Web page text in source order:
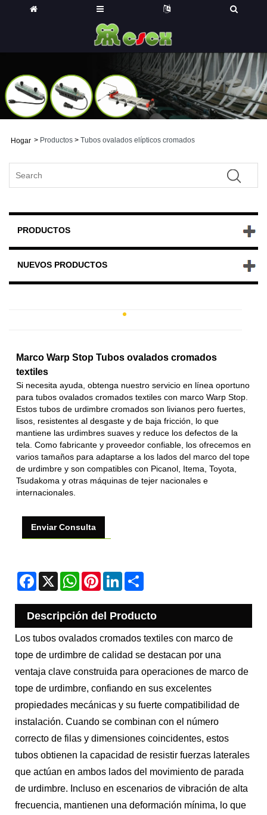
Hogar > Productos > Tubos ovalados elípticos cromados
PRODUCTOS
NUEVOS PRODUCTOS
Marco Warp Stop Tubos ovalados cromados
textiles
Si necesita ayuda, obtenga nuestro servicio en línea oportuno
para tubos ovalados cromados textiles con marco Warp Stop.
Estos tubos de urdimbre cromados son livianos pero fuertes,
lisos, resistentes al desgaste y de baja fricción, lo que
mantiene las urdimbres suaves y reduce los defectos de la
tela. Como fabricante y proveedor confiable, los ofrecemos en
varios tamaños para adaptarse a los lados del marco del tope
de urdimbre y son compatibles con Picanol, Itema, Toyota,
Tsudakoma y otras máquinas de tejer nacionales e
internacionales.
Enviar Consulta
Facebook
X WhatsApp
PinterestLinkedIn
Descripción del Producto
Los tubos ovalados cromados textiles con marco de
tope de urdimbre de calidad se destacan por una
ventaja clave construida para operaciones de marco de
tope de urdimbre, confiando en sus excelentes
propiedades mecánicas y su fuerte compatibilidad de
instalación. Cuando se combinan con el número
correcto de filas y dimensiones coincidentes, estos
tubos obtienen la capacidad de resistir fuerzas laterales
que actúan en ambos lados del movimiento de parada
de urdimbre. Incluso en escenarios de vibración de alta
frecuencia, mantienen una deformación mínima, lo que